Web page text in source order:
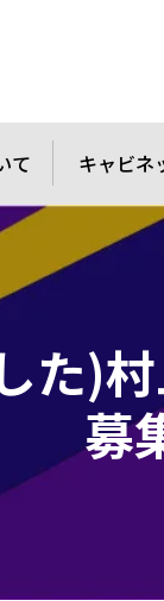
て キャビネ
た)
募